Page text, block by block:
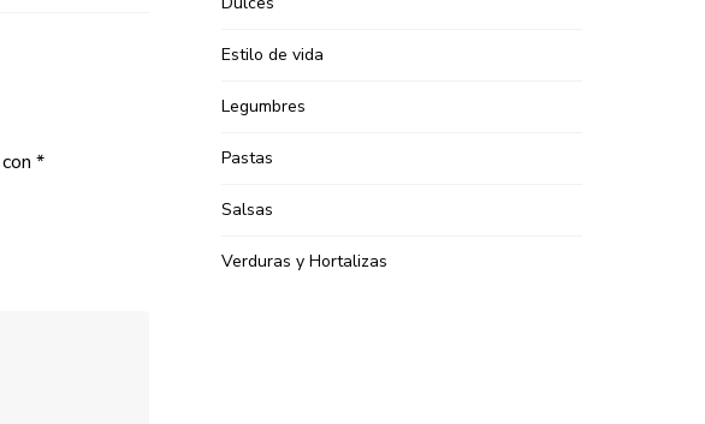
*
Estilo de vida
Legumbres
Pastas
Salsas
Verduras y Hortalizas